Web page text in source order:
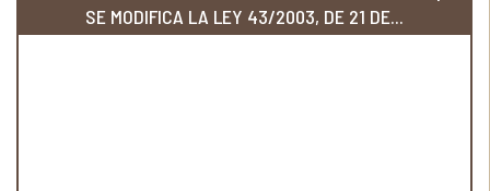
SE MODIFICA LA LEY 43/2003, DE 21 DE...